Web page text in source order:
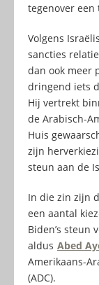
tegenover een
Volgens
sancties
dan ook meer
dringend iets
Hij vertrekt
de Arabisch-
Huis
zijn
steun aan de
In die zin zijn
een aantal
Biden’s steun
aldus Abed
Amerikaans-
(ADC).